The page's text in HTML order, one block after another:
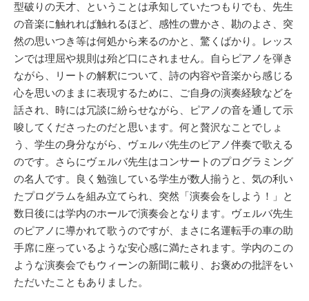
型破りの天才、ということは承知していたつもりでも、先生
の音楽に触れれば触れるほど、感性の豊かさ、勘のよさ、突
然の思いつき等は何処から来るのかと、驚くばかり。レッス
ンでは理屈や規則は殆ど口にされません。自らピアノを弾き
ながら、リートの解釈について、詩の内容や音楽から感じる
心を思いのままに表現するために、ご自身の演奏経験などを
話され、時には冗談に紛らせながら、ピアノの音を通して示
唆してくださったのだと思います。何と贅沢なことでしょ
う、学生の身分ながら、ヴェルバ先生のピアノ伴奏で歌える
のです。さらにヴェルバ先生はコンサートのプログラミング
の名人です。良く勉強している学生が数人揃うと、気の利い
たプログラムを組み立てられ、突然「演奏会をしよう！」と
数日後には学内のホールで演奏会となります。ヴェルバ先生
のピアノに導かれて歌うのですが、まさに名運転手の車の助
手席に座っているような安心感に満たされます。学内のこの
ような演奏会でもウィーンの新聞に載り、お褒めの批評をい
ただいたこともありました。